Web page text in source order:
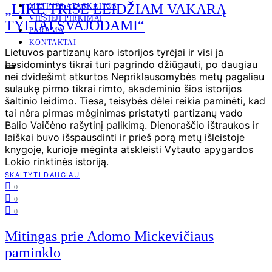
METINĖS ATASKAITOS
VIEŠIEJI PIRKIMAI
PARAMA
KONTAKTAI
„LIKĘ TRISE LEIDŽIAM VAKARĄ
TYLIAI SVAJODAMI“
Lietuvos partizanų karo istorijos tyrėjai ir visi ja
besidomintys tikrai turi pagrindo džiūgauti, po daugiau
nei dvidešimt atkurtos Nepriklausomybės metų pagaliau
sulaukę pirmo tikrai rimto, akademinio šios istorijos
šaltinio leidimo. Tiesa, teisybės dėlei reikia paminėti, kad
tai nėra pirmas mėginimas pristatyti partizanų vado
Balio Vaičėno rašytinį palikimą. Dienoraščio ištraukos ir
laiškai buvo išspausdinti ir prieš porą metų išleistoje
knygoje, kurioje mėginta atskleisti Vytauto apygardos
Lokio rinktinės istoriją.
SKAITYTI DAUGIAU
0
0
0
Mitingas prie Adomo Mickevičiaus
paminklo